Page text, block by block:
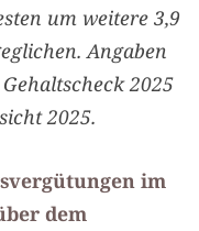
um weitere 3,9
Angaben
2025
2025.
im
dem